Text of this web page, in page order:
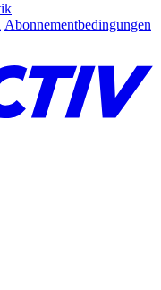
Abonnementbedingungen